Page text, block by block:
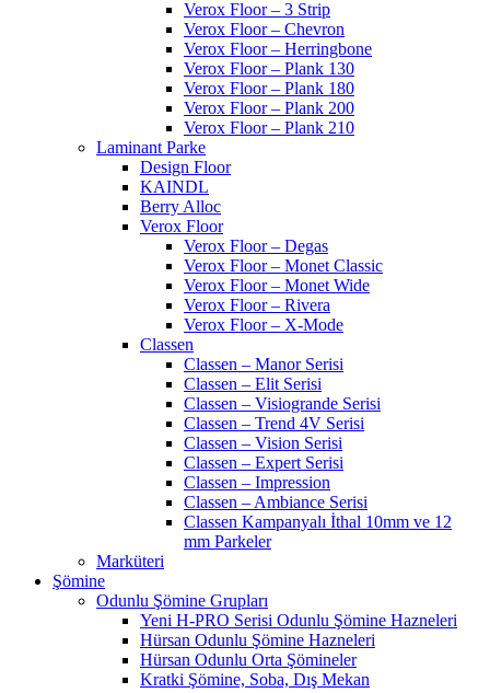
Verox Floor – 3 Strip
Verox Floor – Chevron
Verox Floor – Herringbone
Verox Floor – Plank 130
Verox Floor – Plank 180
Verox Floor – Plank 200
Verox Floor – Plank 210
Laminant Parke
Design Floor
KAINDL
Berry Alloc
Verox Floor
Verox Floor – Degas
Verox Floor – Monet Classic
Verox Floor – Monet Wide
Verox Floor – Rivera
Verox Floor – X-Mode
Classen
Classen – Manor Serisi
Classen – Elit Serisi
Classen – Visiogrande Serisi
Classen – Trend 4V Serisi
Classen – Vision Serisi
Classen – Expert Serisi
Classen – Impression
Classen – Ambiance Serisi
Classen Kampanyalı İthal 10mm ve 12
mm Parkeler
Marküteri
Şömine
Odunlu Şömine Grupları
Yeni H-PRO Serisi Odunlu Şömine Hazneleri
Hürsan Odunlu Şömine Hazneleri
Hürsan Odunlu Orta Şömineler
Kratki Şömine, Soba, Dış Mekan